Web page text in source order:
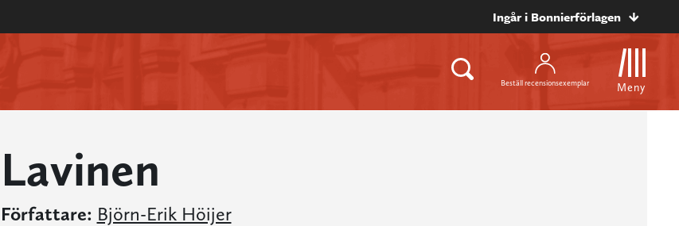
Ingår i Bonnierförlagen
Beställ recensionsexemplar Meny
Lavinen
Författare: Björn-Erik Höijer